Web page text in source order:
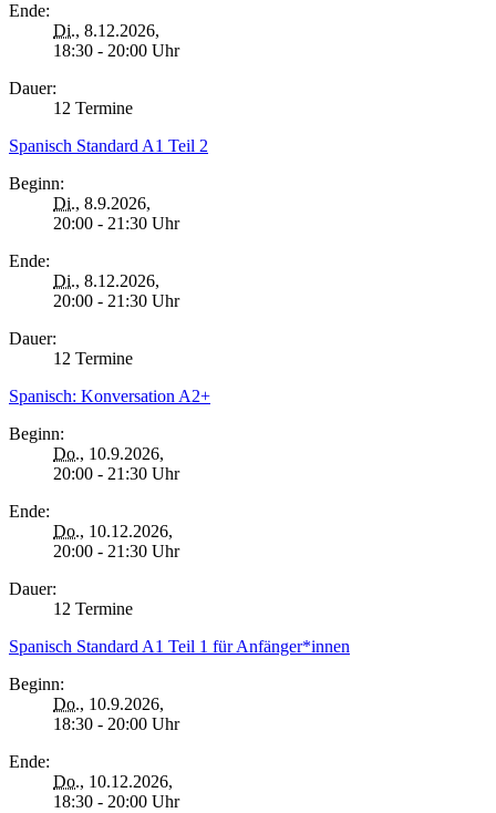
Ende:
Di., 8.12.2026,
18:30 - 20:00 Uhr
Dauer:
12 Termine
Spanisch Standard A1 Teil 2
Beginn:
Di., 8.9.2026,
20:00 - 21:30 Uhr
Ende:
Di., 8.12.2026,
20:00 - 21:30 Uhr
Dauer:
12 Termine
Spanisch: Konversation A2+
Beginn:
Do., 10.9.2026,
20:00 - 21:30 Uhr
Ende:
Do., 10.12.2026,
20:00 - 21:30 Uhr
Dauer:
12 Termine
Spanisch Standard A1 Teil 1 für Anfänger*innen
Beginn:
Do., 10.9.2026,
18:30 - 20:00 Uhr
Ende:
Do., 10.12.2026,
18:30 - 20:00 Uhr